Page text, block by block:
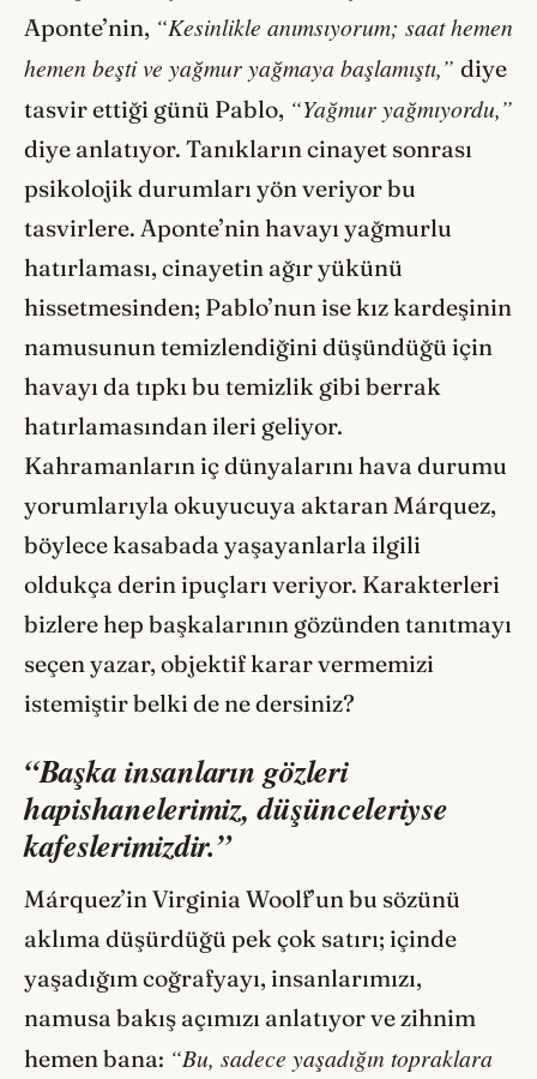
Aponte’nin, “Kesinlikle anımsıyorum; saat hemen
hemen beşti ve yağmur yağmaya başlamıştı,” diye
tasvir ettiği günü Pablo, “Yağmur yağmıyordu,”
diye anlatıyor. Tanıkların cinayet sonrası
psikolojik durumları yön veriyor bu
tasvirlere. Aponte’nin havayı yağmurlu
hatırlaması, cinayetin ağır yükünü
hissetmesinden; Pablo’nun ise kız kardeşinin
namusunun temizlendiğini düşündüğü için
havayı da tıpkı bu temizlik gibi berrak
hatırlamasından ileri geliyor.
Kahramanların iç dünyalarını hava durumu
yorumlarıyla okuyucuya aktaran Márquez,
böylece kasabada yaşayanlarla ilgili
oldukça derin ipuçları veriyor. Karakterleri
bizlere hep başkalarının gözünden tanıtmayı
seçen yazar, objektif karar vermemizi
istemiştir belki de ne dersiniz?
“Başka insanların gözleri
hapishanelerimiz, düşünceleriyse
kafeslerimizdir.”
Márquez’in Virginia Woolf’un bu sözünü
aklıma düşürdüğü pek çok satırı; içinde
yaşadığım coğrafyayı, insanlarımızı,
namusa bakış açımızı anlatıyor ve zihnim
hemen bana: “Bu, sadece yaşadığın topraklara